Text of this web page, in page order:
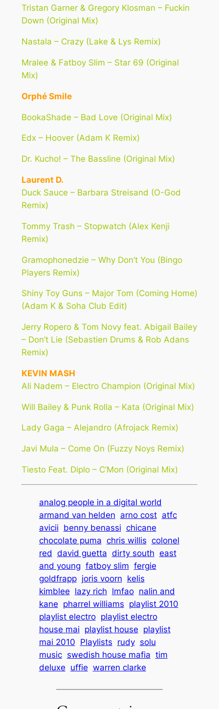
Tristan Garner & Gregory Klosman – Fuckin
Down (Original Mix)
Nastala – Crazy (Lake & Lys Remix)
Mralee & Fatboy Slim – Star 69 (Original
Mix)
Orphé Smile
BookaShade – Bad Love (Original Mix)
Edx – Hoover (Adam K Remix)
Dr. Kucho! – The Bassline (Original Mix)
Laurent D.
Duck Sauce – Barbara Streisand (O-God
Remix)
Tommy Trash – Stopwatch (Alex Kenji
Remix)
Gramophonedzie – Why Don’t You (Bingo
Players Remix)
Shiny Toy Guns – Major Tom (Coming Home)
(Adam K & Soha Club Edit)
Jerry Ropero & Tom Novy feat. Abigail Bailey
– Don’t Lie (Sebastien Drums & Rob Adans
Remix)
KEVIN MASH
Ali Nadem – Electro Champion (Original Mix)
Will Bailey & Punk Rolla – Kata (Original Mix)
Lady Gaga – Alejandro (Afrojack Remix)
Javi Mula – Come On (Fuzzy Noys Remix)
Tiesto Feat. Diplo – C’Mon (Original Mix)
analog people in a digital world
armand van helden arno cost atfc
avicii benny benassi chicane
chocolate puma chris willis colonel
red david guetta dirty south east
and young fatboy slim fergie
goldfrapp joris voorn kelis
kimblee lazy rich lmfao nalin and
kane pharrel williams playlist 2010
playlist electro playlist electro
house mai playlist house playlist
mai 2010 Playlists rudy solu
music swedish house mafia tim
deluxe uffie warren clarke